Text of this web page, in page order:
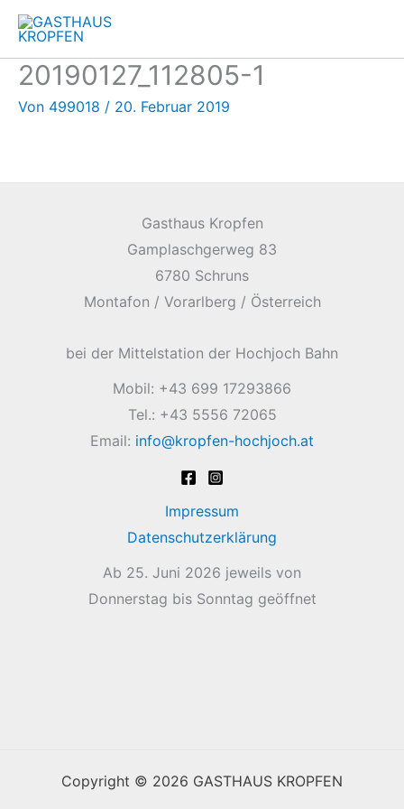
Zum
Inhalt
springen
20190127_112805-1
Von 499018 / 20. Februar 2019
Gasthaus Kropfen
Gamplaschgerweg 83
6780 Schruns
Montafon / Vorarlberg / Österreich
bei der Mittelstation der Hochjoch Bahn
Mobil: +43 699 17293866
Tel.: +43 5556 72065
Email: info@kropfen-hochjoch.at
Impressum
Datenschutzerklärung
Ab 25. Juni 2026 jeweils von
Donnerstag bis Sonntag geöffnet
Copyright © 2026 GASTHAUS KROPFEN